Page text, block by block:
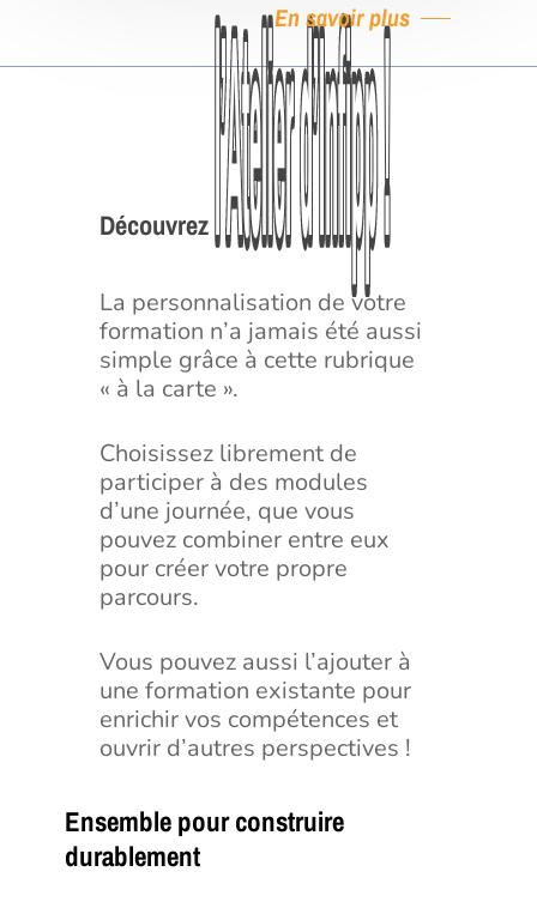
En savoir plus
Découvrez l’Atelier
l’Atelier d’Infipp
d’Infipp
La personnalisation de votre
formation n’a jamais été aussi
simple grâce à cette rubrique
« à la carte ».
Choisissez librement de
participer à des modules
d’une journée, que vous
pouvez combiner entre eux
pour créer votre propre
parcours.
Vous pouvez aussi l’ajouter à
une formation existante pour
enrichir vos compétences et
ouvrir d’autres perspectives !
Ensemble pour construire
durablement